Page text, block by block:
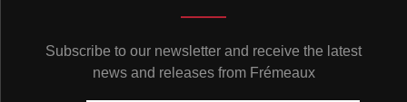
Subscribe to our newsletter and receive the latest
news and releases from Frémeaux